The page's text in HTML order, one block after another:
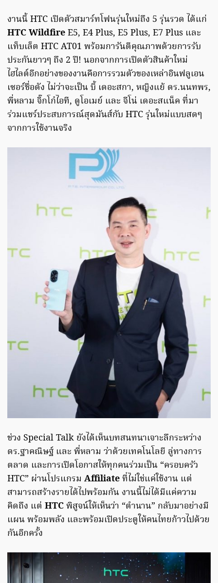
งานนี้ HTC เปิดตัวสมาร์ทโฟนรุ่นใหม่ถึง 5 รุ่นรวด ได้แก่
HTC WildfireE5, E4 Plus, E5 Plus, E7 Plus และ
แท็บเล็ต HTC AT01 พร้อมการันตีคุณภาพด้วยการรับ
ประกันยาวๆ ถึง 2 ปี! นอกจากการเปิดตัวสินค้าใหม่
ไฮไลต์อีกอย่างของงานคือการรวมตัวของเหล่าอินฟลูเอน
เซอร์ชื่อดัง ไม่ว่าจะเป็น บี้ เดอะสกา, หญิงแย้ ดร.นนทพร,
พี่หลาม จิ๊กโก๋ไอที, ดูโอเมย์ และ จีโน่ เดอะสแน็ค ที่มา
ร่วมแชร์ประสบการณ์สุดมันส์กับ HTC รุ่นใหม่แบบสดๆ
จากการใช้งานจริง
ช่วง Special Talk ยังได้เห็นบทสนทนาเจาะลึกระหว่าง
ดร.ฐาคณิษฐ์ และ พี่หลาม ว่าด้วยเทคโนโลยี ลู่ทางการ
ตลาด และการเปิดโอกาสให้ทุกคนร่วมเป็น “ครอบครัว
HTC” ผ่านโปรแกรม Affiliateที่ไม่ใช่แค่ใช้งาน แต่
สามารถสร้างรายได้ไปพร้อมกัน งานนี้ไม่ได้มีแค่ความ
คิดถึง แต่ HTCพิสูจน์ให้เห็นว่า “ตำนาน” กลับมาอย่างมี
แผน พร้อมพลัง และพร้อมเปิดประตูให้คนไทยก้าวไปด้วย
กันอีกครั้ง